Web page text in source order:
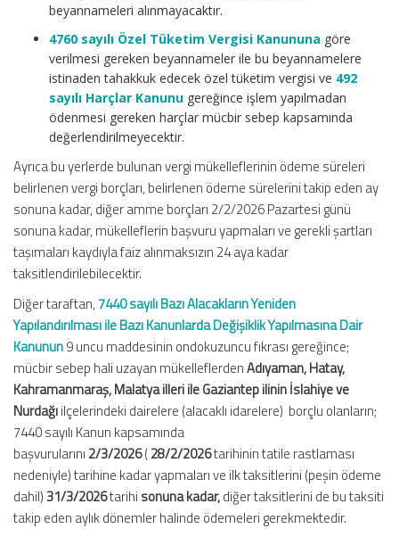
beyannameleri alınmayacaktır.
4760 sayılı Özel Tüketim Vergisi Kanununa göre
verilmesi gereken beyannameler ile bu beyannamelere
istinaden tahakkuk edecek özel tüketim vergisi ve 492
sayılı Harçlar Kanunu gereğince işlem yapılmadan
ödenmesi gereken harçlar mücbir sebep kapsamında
değerlendirilmeyecektir.
Ayrıca bu yerlerde bulunan vergi mükelleflerinin ödeme süreleri
belirlenen vergi borçları, belirlenen ödeme sürelerini takip eden ay
sonuna kadar, diğer amme borçları 2/2/2026 Pazartesi günü
sonuna kadar, mükelleflerin başvuru yapmaları ve gerekli şartları
taşımaları kaydıyla faiz alınmaksızın 24 aya kadar
taksitlendirilebilecektir.
Diğer taraftan,7440 sayılı Bazı Alacakların Yeniden
Yapılandırılması ile Bazı Kanunlarda Değişiklik Yapılmasına Dair
Kanunun9 uncu maddesinin ondokuzuncu fıkrası gereğince;
mücbir sebep hali uzayan mükelleflerdenAdıyaman, Hatay,
Kahramanmaraş, Malatya illeri ile Gaziantep ilinin İslahiye ve
Nurdağıilçelerindeki dairelere (alacaklı idarelere) borçlu olanların;
7440 sayılı Kanun kapsamında
başvurularını 2/3/2026(28/2/2026tarihinin tatile rastlaması
nedeniyle) tarihine kadar yapmaları ve ilk taksitlerini (peşin ödeme
dahil) 31/3/2026tarihi sonuna kadar,diğer taksitlerini de bu taksiti
takip eden aylık dönemler halinde ödemeleri gerekmektedir.